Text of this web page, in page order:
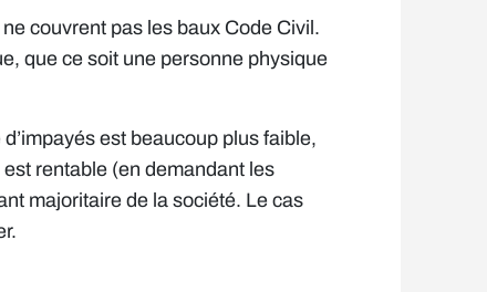
couvrent pas les baux Code Civil.
que ce soit une personne physique
est beaucoup plus faible,
rentable (en demandant les
majoritaire de la société. Le cas